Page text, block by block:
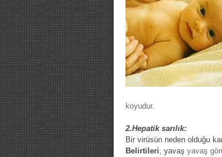
koyudur.
2.Hepatik sarılık:
Bir virüsün neden olduğu
Belirtileri, yavaş yavaş